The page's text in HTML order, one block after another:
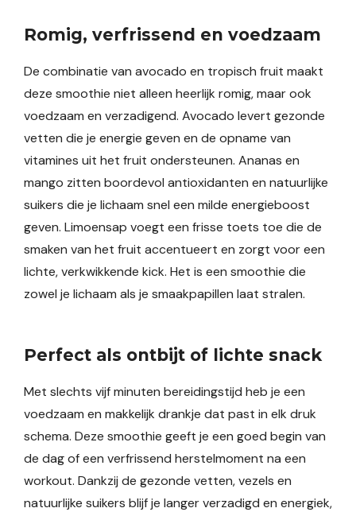
Romig, verfrissend en voedzaam
De combinatie van avocado en tropisch fruit maakt
deze smoothie niet alleen heerlijk romig, maar ook
voedzaam en verzadigend. Avocado levert gezonde
vetten die je energie geven en de opname van
vitamines uit het fruit ondersteunen. Ananas en
mango zitten boordevol antioxidanten en natuurlijke
suikers die je lichaam snel een milde energieboost
geven. Limoensap voegt een frisse toets toe die de
smaken van het fruit accentueert en zorgt voor een
lichte, verkwikkende kick. Het is een smoothie die
zowel je lichaam als je smaakpapillen laat stralen.
Perfect als ontbijt of lichte snack
Met slechts vijf minuten bereidingstijd heb je een
voedzaam en makkelijk drankje dat past in elk druk
schema. Deze smoothie geeft je een goed begin van
de dag of een verfrissend herstelmoment na een
workout. Dankzij de gezonde vetten, vezels en
natuurlijke suikers blijf je langer verzadigd en energiek,